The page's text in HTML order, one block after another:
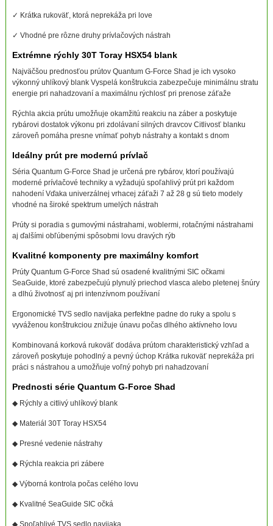
✓ Krátka rukoväť, ktorá neprekáža pri love
✓ Vhodné pre rôzne druhy prívlačových nástrah
Extrémne rýchly 30T Toray HSX54 blank
Najväčšou prednosťou prútov Quantum G-Force Shad je ich vysoko
výkonný uhlíkový blank Vyspelá konštrukcia zabezpečuje minimálnu stratu
energie pri nahadzovaní a maximálnu rýchlosť pri prenose záťaže
Rýchla akcia prútu umožňuje okamžitú reakciu na záber a poskytuje
rybárovi dostatok výkonu pri zdolávaní silných dravcov Citlivosť blanku
zároveň pomáha presne vnímať pohyb nástrahy a kontakt s dnom
Ideálny prút pre modernú prívlač
Séria Quantum G-Force Shad je určená pre rybárov, ktorí používajú
moderné prívlačové techniky a vyžadujú spoľahlivý prút pri každom
nahodení Vďaka univerzálnej vrhacej záťaži 7 až 28 g sú tieto modely
vhodné na široké spektrum umelých nástrah
Prúty si poradia s gumovými nástrahami, woblermi, rotačnými nástrahami
aj ďalšími obľúbenými spôsobmi lovu dravých rýb
Kvalitné komponenty pre maximálny komfort
Prúty Quantum G-Force Shad sú osadené kvalitnými SIC očkami
SeaGuide, ktoré zabezpečujú plynulý priechod vlasca alebo pletenej šnúry
a dlhú životnosť aj pri intenzívnom používaní
Ergonomické TVS sedlo navijaka perfektne padne do ruky a spolu s
vyváženou konštrukciou znižuje únavu počas dlhého aktívneho lovu
Kombinovaná korková rukoväť dodáva prútom charakteristický vzhľad a
zároveň poskytuje pohodlný a pevný úchop Krátka rukoväť neprekáža pri
práci s nástrahou a umožňuje voľný pohyb pri nahadzovaní
Prednosti série Quantum G-Force Shad
◆ Rýchly a citlivý uhlíkový blank
◆ Materiál 30T Toray HSX54
◆ Presné vedenie nástrahy
◆ Rýchla reakcia pri zábere
◆ Výborná kontrola počas celého lovu
◆ Kvalitné SeaGuide SIC očká
◆ Spoľahlivé TVS sedlo navijaka